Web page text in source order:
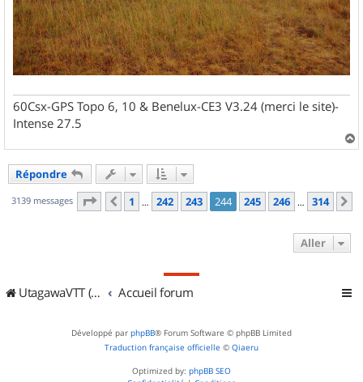
60Csx-GPS Topo 6, 10 & Benelux-CE3 V3.24 (merci le site)-
Intense 27.5
a
Répondre
3139 messages Page 244 sur314
Précédent
1 … 242 243 244 245 246 … 314
Aller
UtagawaVTT (Randos VTT et VTTAE avec traces GPS) Accueil forum
Développé par phpBB® Forum Software © phpBB Limited
Traduction française officielle © Qiaeru
Optimized by: phpBB SEO